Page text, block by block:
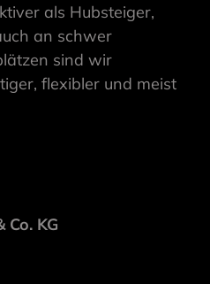
als Hubsteiger,
an schwer
sind wir
flexibler und meist
KG